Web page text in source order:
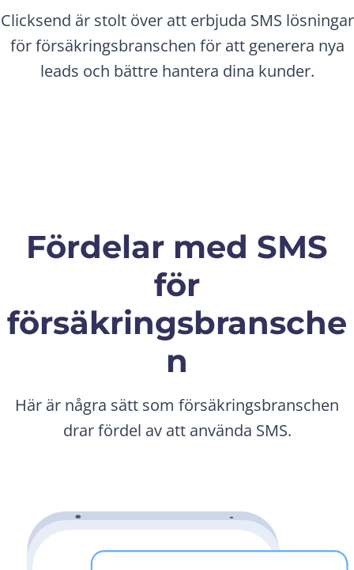
Clicksend är stolt över att erbjuda SMS lösningar
för försäkringsbranschen för att generera nya
leads och bättre hantera dina kunder.
Fördelar med SMS
för
försäkringsbransche
n
Här är några sätt som försäkringsbranschen
drar fördel av att använda SMS.